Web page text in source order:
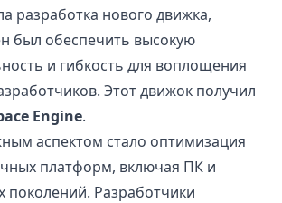
разработка нового движка,
был обеспечить высокую
и гибкость для воплощения
Этот движок получил
Engine.
аспектом стало оптимизация
платформ, включая ПК и
поколений. Разработчики